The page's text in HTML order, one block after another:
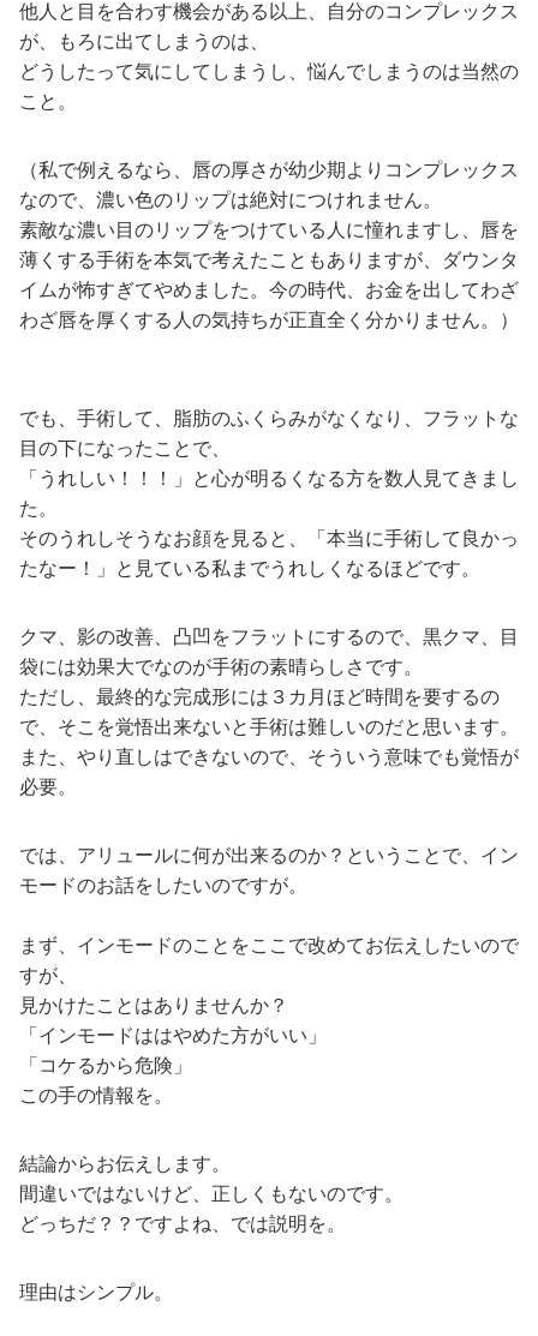
他人と目を合わす機会がある以上、自分のコンプレックス
が、もろに出てしまうのは、
どうしたって気にしてしまうし、悩んでしまうのは当然の
こと。
（私で例えるなら、唇の厚さが幼少期よりコンプレックス
なので、濃い色のリップは絶対につけれません。
素敵な濃い目のリップをつけている人に憧れますし、唇を
薄くする手術を本気で考えたこともありますが、ダウンタ
イムが怖すぎてやめました。今の時代、お金を出してわざ
わざ唇を厚くする人の気持ちが正直全く分かりません。）
でも、手術して、脂肪のふくらみがなくなり、フラットな
目の下になったことで、
「うれしい！！！」と心が明るくなる方を数人見てきまし
た。
そのうれしそうなお顔を見ると、「本当に手術して良かっ
たなー！」と見ている私までうれしくなるほどです。
クマ、影の改善、凸凹をフラットにするので、黒クマ、目
袋には効果大でなのが手術の素晴らしさです。
ただし、最終的な完成形には３カ月ほど時間を要するの
で、そこを覚悟出来ないと手術は難しいのだと思います。
また、やり直しはできないので、そういう意味でも覚悟が
必要。
では、アリュールに何が出来るのか？ということで、イン
モードのお話をしたいのですが。
まず、インモードのことをここで改めてお伝えしたいので
すが、
見かけたことはありませんか？
「インモードははやめた方がいい」
「コケるから危険」
この手の情報を。
結論からお伝えします。
間違いではないけど、正しくもないのです。
どっちだ？？ですよね、では説明を。
理由はシンプル。